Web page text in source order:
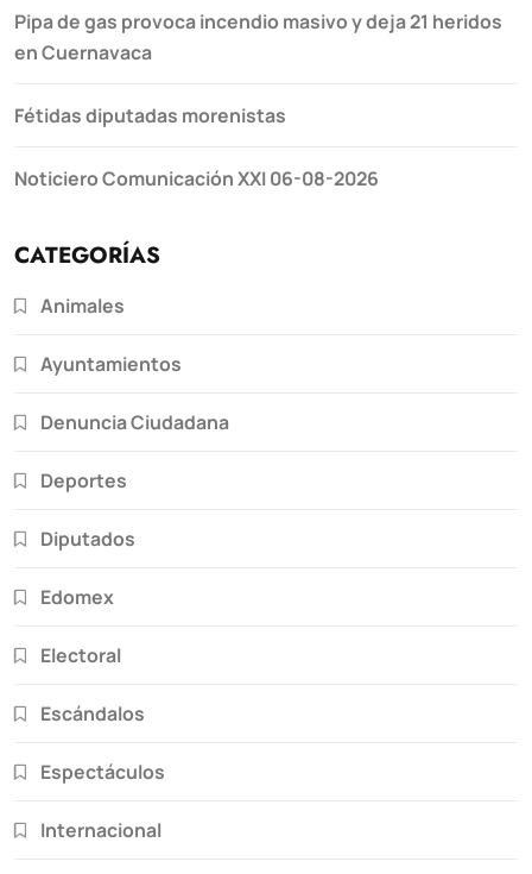
Pipa de gas provoca incendio masivo y deja 21 heridos
en Cuernavaca
Fétidas diputadas morenistas
Noticiero Comunicación XXI 06-08-2026
CATEGORÍAS
Animales
Ayuntamientos
Denuncia Ciudadana
Deportes
Diputados
Edomex
Electoral
Escándalos
Espectáculos
Internacional